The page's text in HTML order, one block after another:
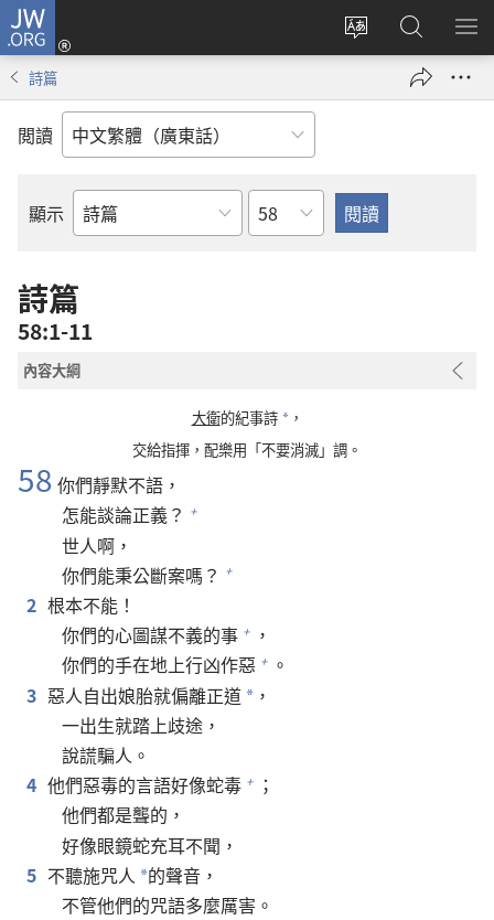
JW.ORG
更
登
錄
（開
搜
尋
JW.ORG
顯
詩篇
閲讀
顯示
聖
經
卷
章
詩篇
58:1-11
內容大綱
大衛的紀事詩 *，
交給指揮，配樂用「不要消滅」調。
58 你們靜默不語，
怎能談論正義？ +
世人啊，
你們能秉公斷案嗎？ +
2 根本不能！
你們的心圖謀不義的事 +
，
你們的手在地上行凶作惡 + 。
3 惡人自出娘胎就偏離正道 * ，
一出生就踏上歧途，
說謊騙人。
4 他們惡毒的言語好像蛇毒 +
；
他們都是聾的，
好像眼鏡蛇充耳不聞，
5 不聽施咒人 *的聲音，
不管他們的咒語多麼厲害。